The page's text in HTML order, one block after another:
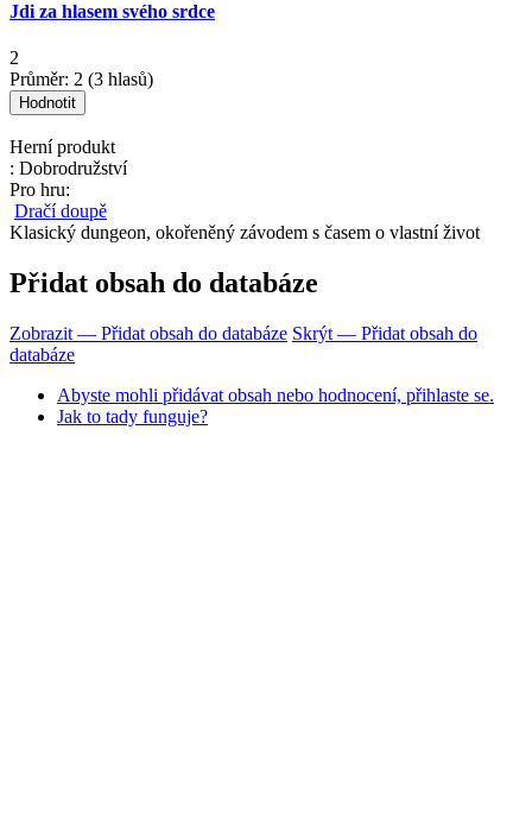
Jdi za hlasem svého srdce
2
Průměr: 2 (3 hlasů)
Herní produkt
: Dobrodružství
Pro hru:
Dračí doupě
Klasický dungeon, okořeněný závodem s časem o vlastní život
Přidat obsah do databáze
Zobrazit — Přidat obsah do databáze Skrýt — Přidat obsah do
databáze
Abyste mohli přidávat obsah nebo hodnocení, přihlaste se.
Jak to tady funguje?